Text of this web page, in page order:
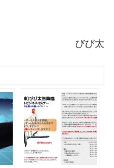
びび太